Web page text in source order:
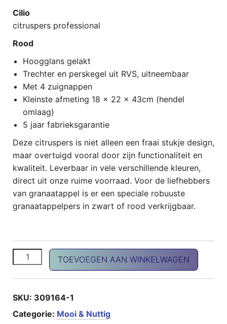
Cilio
citruspers professional
Rood
Hoogglans gelakt
Trechter en perskegel uit RVS, uitneembaar
Met 4 zuignappen
Kleinste afmeting 18 x 22 x 43cm (hendel
omlaag)
5 jaar fabrieksgarantie
Deze citruspers is niet alleen een fraai stukje design,
maar overtuigd vooral door zijn functionaliteit en
kwaliteit. Leverbaar in vele verschillende kleuren,
direct uit onze ruime voorraad. Voor de liefhebbers
van granaatappel is er een speciale robuuste
granaatappelpers in zwart of rood verkrijgbaar.
Cilio citruspers rood aantal
TOEVOEGEN AAN WINKELWAGEN
SKU: 309164-1
Categorie: Mooi & Nuttig